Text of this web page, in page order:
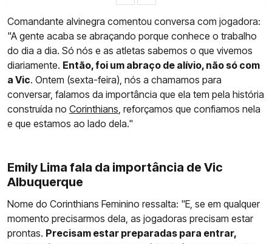
Comandante alvinegra comentou conversa com jogadora:
"A gente acaba se abraçando porque conhece o trabalho
do dia a dia. Só nós e as atletas sabemos o que vivemos
diariamente. Então, foi um abraço de alívio, não só com
a Vic. Ontem (sexta-feira), nós a chamamos para
conversar, falamos da importância que ela tem pela história
construída no Corinthians , reforçamos que confiamos nela
e que estamos ao lado dela."
Emily Lima fala da importância de Vic
Albuquerque
Nome do Corinthians Feminino ressalta: "E, se em qualquer
momento precisarmos dela, as jogadoras precisam estar
prontas. Precisam estar preparadas para entrar,